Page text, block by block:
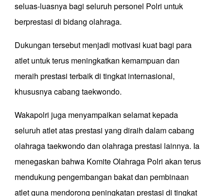
seluas-luasnya bagi seluruh personel Polri untuk
berprestasi di bidang olahraga.
Dukungan tersebut menjadi motivasi kuat bagi para
atlet untuk terus meningkatkan kemampuan dan
meraih prestasi terbaik di tingkat internasional,
khususnya cabang taekwondo.
Wakapolri juga menyampaikan selamat kepada
seluruh atlet atas prestasi yang diraih dalam cabang
olahraga taekwondo dan olahraga prestasi lainnya. Ia
menegaskan bahwa Komite Olahraga Polri akan terus
mendukung pengembangan bakat dan pembinaan
atlet guna mendorong peningkatan prestasi di tingkat